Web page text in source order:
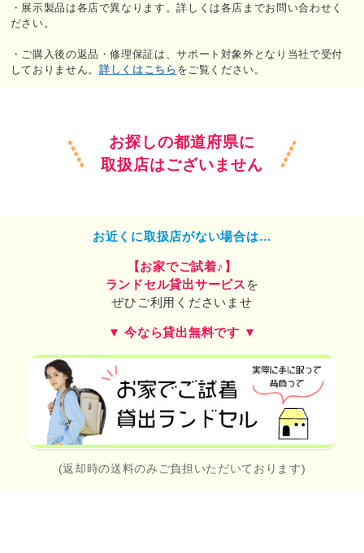
・展示製品は各店で異なります。詳しくは各店までお問い合わせく
ださい。
・ご購入後の返品・修理保証は、サポート対象外となり当社で受付
しておりません。 詳しくはこちら をご覧ください。
お探しの都道府県に
取扱店はございません
お近くに取扱店がない場合は…
【お家でご試着♪】
ランドセル貸出サービス を
ぜひご利用くださいませ
▼ 今なら貸出無料です ▼
(返却時の送料のみご負担いただいております)